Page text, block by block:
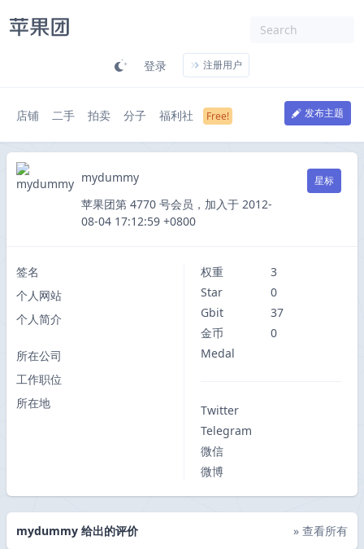
登录 注册用户
店铺 二手 拍卖 分子 福利社 发布主题
mydummy
苹果团第 4770 号会员，加入于 2012-
08-04 17:12:59 +0800
星标
签名
个人网站
个人简介
所在公司
工作职位
所在地
权重
3
Star
0
Gbit
37
金币
0
Medal
Twitter
Telegram
微信
微博
mydummy 给出的评价 » 查看所有